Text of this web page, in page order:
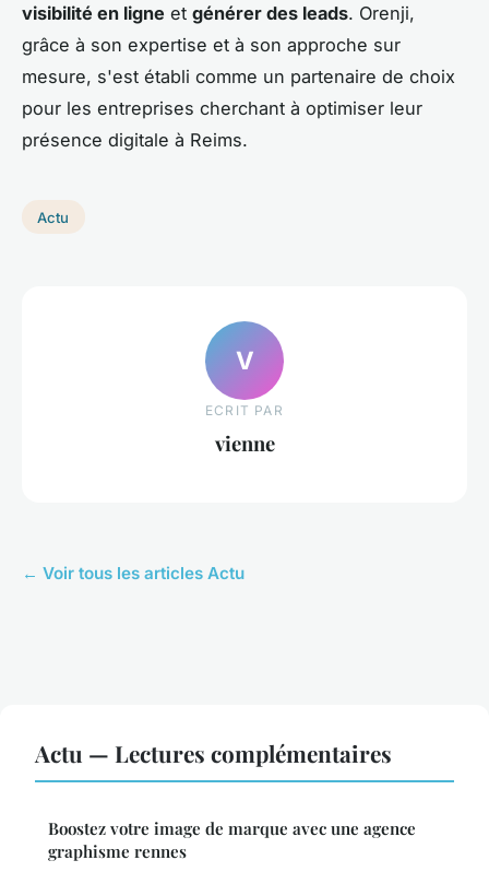
visibilité en ligne et générer des leads. Orenji,
grâce à son expertise et à son approche sur
mesure, s'est établi comme un partenaire de choix
pour les entreprises cherchant à optimiser leur
présence digitale à Reims.
Actu
V
ECRIT PAR
vienne
← Voir tous les articles Actu
Actu — Lectures complémentaires
Boostez votre image de marque avec une agence
graphisme rennes